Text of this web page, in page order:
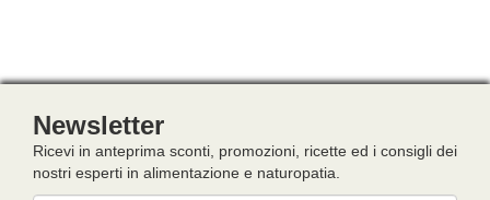
Newsletter
Ricevi in anteprima sconti, promozioni, ricette ed i consigli dei
nostri esperti in alimentazione e naturopatia.